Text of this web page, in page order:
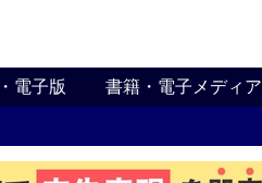
電子版 書籍・電子メディア